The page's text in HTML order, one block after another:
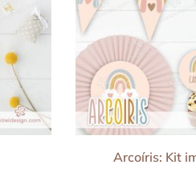
Arcoíris: Kit